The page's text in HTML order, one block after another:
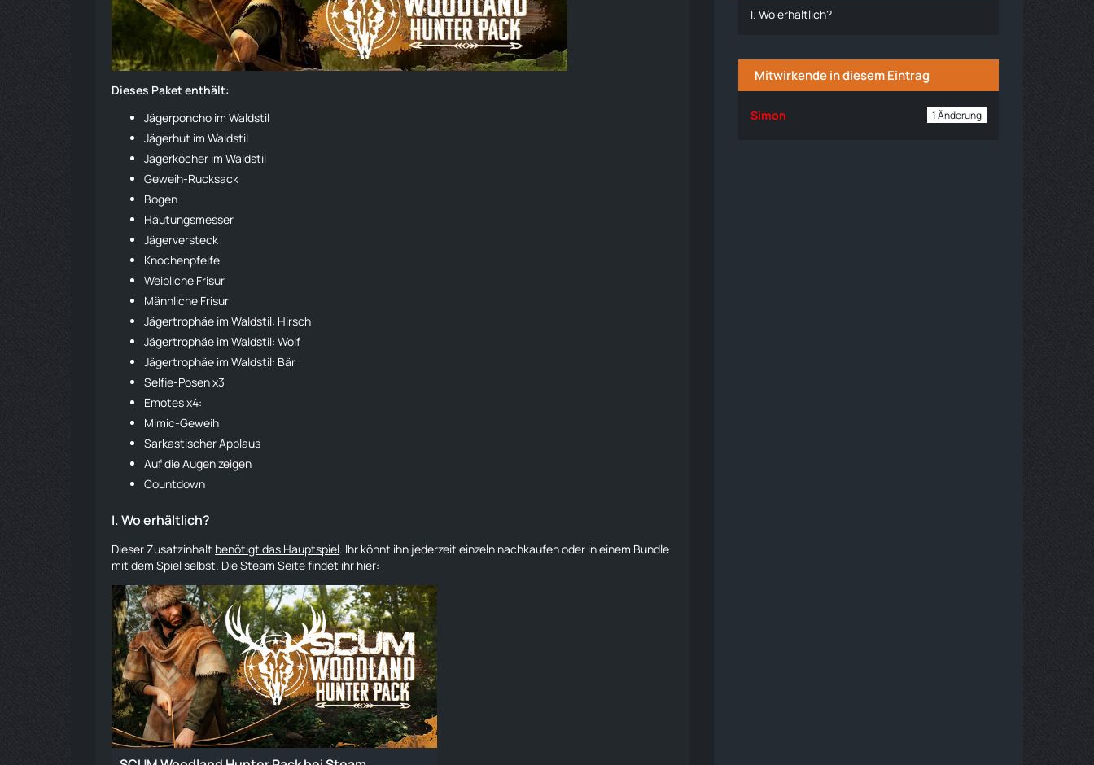
Dieses Paket enthält:
Jägerponcho im Waldstil
Jägerhut im Waldstil
Jägerköcher im Waldstil
Geweih-Rucksack
Bogen
Häutungsmesser
Jägerversteck
Knochenpfeife
Weibliche Frisur
Männliche Frisur
Jägertrophäe im Waldstil: Hirsch
Jägertrophäe im Waldstil:Wolf
Jägertrophäe im Waldstil: Bär
Selfie-Posen x3
Emotes x4:
Mimic-Geweih
Sarkastischer Applaus
Auf die Augen zeigen
Countdown
I.Wo erhältlich?
Dieser Zusatzinhalt benötigt das Hauptspiel. Ihr könnt ihn jederzeit einzeln nachkaufen oder in einem Bundle
mit dem Spiel selbst. Die Steam Seite findet ihr hier:
I. Wo erhältlich?
Mitwirkende in diesem Eintrag
Simon 1 Änderung